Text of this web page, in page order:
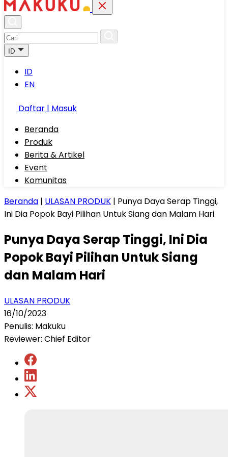
ID
ID
EN
Daftar | Masuk
Beranda
Produk
Berita & Artikel
Event
Komunitas
Beranda | ULASAN PRODUK | Punya Daya Serap Tinggi,
Ini Dia Popok Bayi Pilihan Untuk Siang dan Malam Hari
Punya Daya Serap Tinggi, Ini Dia
Popok Bayi Pilihan Untuk Siang
dan Malam Hari
ULASAN PRODUK
16/10/2023
Penulis: Makuku
Reviewer: Chief Editor